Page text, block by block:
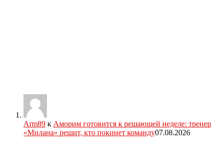
Arm89 к Аморим готовится к решающей неделе: тренер
«Милана» решит, кто покинет команду07.08.2026